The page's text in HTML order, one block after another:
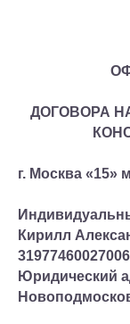
ДОГОВОРА
г. Москва «15»
Кирилл
Юридический